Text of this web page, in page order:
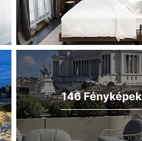
146 Fényképek